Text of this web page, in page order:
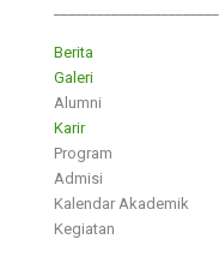
Berita
Galeri
Alumni
Karir
Program
Admisi
Kalendar Akademik
Kegiatan